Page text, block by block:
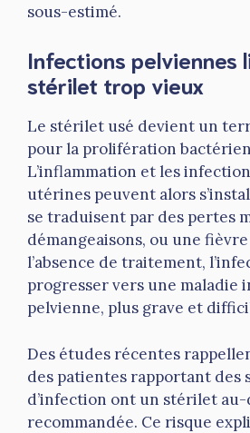
sous-estimé.
Infections pelviennes
stérilet trop vieux
Le stérilet usé devient un
pour la prolifération
L’inflammation et les
utérines peuvent alors
se traduisent par des pertes
démangeaisons, ou une
l’absence de traitement,
progresser vers une maladie
pelvienne, plus grave et
Des études récentes
des patientes rapportant des
d’infection ont un stérilet au-
recommandée. Ce risque